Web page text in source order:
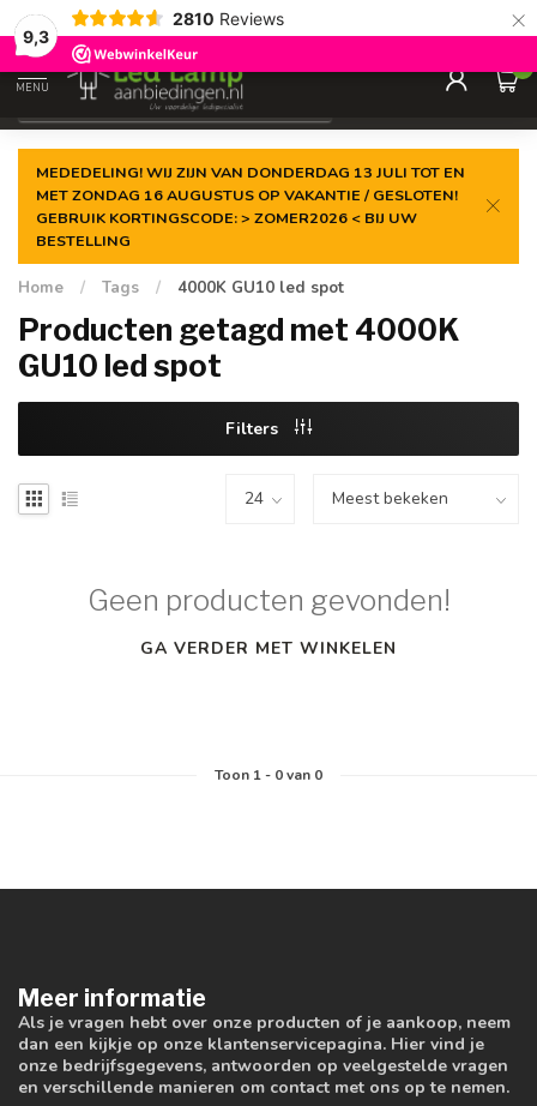
9,3
2810 Reviews ×
Gegarandeerde delaagste prijs
MENU
0
MEDEDELING! WIJ ZIJN VAN DONDERDAG 13 JULI TOT EN
MET ZONDAG 16 AUGUSTUS OP VAKANTIE / GESLOTEN!
GEBRUIK KORTINGSCODE: > ZOMER2026 < BIJ UW
BESTELLING
Home / Tags / 4000K GU10 led spot
Producten getagd met 4000K
GU10 led spot
Filters
Geen producten gevonden!
GA VERDER MET WINKELEN
Toon 1- 0van 0
Meer informatie
Als je vragen hebt over onze producten of je aankoop, neem
dan een kijkje op onze klantenservicepagina. Hier vind je
onze bedrijfsgegevens, antwoorden op veelgestelde vragen
en verschillende manieren om contact met ons op te nemen.